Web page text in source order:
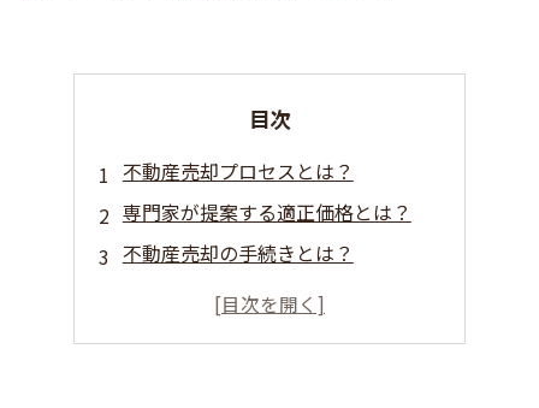
目次
不動産売却プロセスとは？
専門家が提案する適正価格とは？
不動産売却の手続きとは？
売却に必要な書類とは？